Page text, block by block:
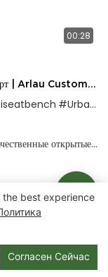
00:28
| Arlau Custom
#UrbanlandScapeeAting
открытые
для
Ноги стула
структурой и
быть сделано из
30-40 мм,
Civic Equipment
сайта
the best experience
Согласен Сейчас